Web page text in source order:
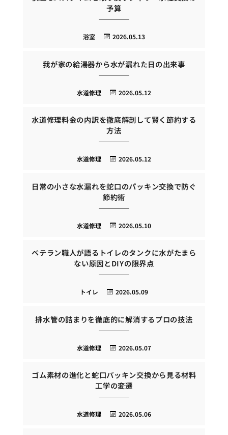
予算
2026.05.13
浴室
我が家の給湯器から水が漏れた日の出来事
2026.05.12
水道修理
水道修理料金の内訳を徹底解剖して賢く節約する
方法
2026.05.12
水道修理
日常の小さな水漏れを蛇口のパッキン交換で防ぐ
節約術
2026.05.10
水道修理
ベテラン職人が語るトイレのタンクに水がたまら
ない原因とDIYの限界点
2026.05.09
トイレ
排水管の詰まりを徹底的に解消するプロの技法
2026.05.07
水道修理
ゴム素材の進化と蛇口パッキン交換から見る材料
工学の変遷
2026.05.06
水道修理